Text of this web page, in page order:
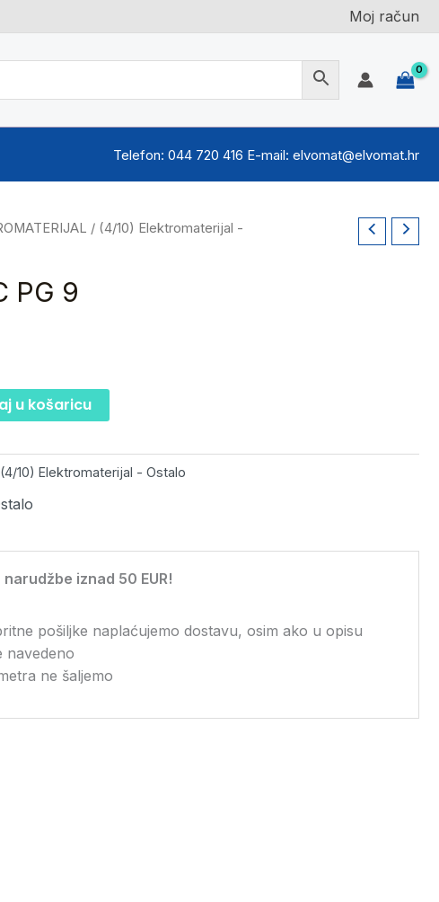
Moj račun
Telefon: 044 720 416 E-mail: elvomat@elvomat.hr
/ (4/10) Elektromaterijal -
PG 9
u košaricu
(4/10) Elektromaterijal - Ostalo
iznad 50 EUR!
pošiljke naplaćujemo dostavu, osim ako u opisu
navedeno
ne šaljemo